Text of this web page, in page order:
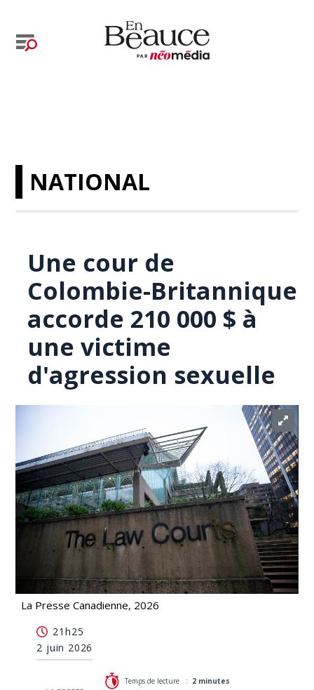
NATIONAL
Une cour de
Colombie-Britannique
accorde 210 000 $ à
une victime
d'agression sexuelle
La Presse Canadienne, 2026
000 $ à une victime d'agression sexuelle
21h25
2 juin 2026
Temps de lecture : 2 minutes